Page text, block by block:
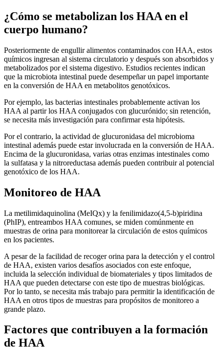
¿Cómo se metabolizan los HAA en el
cuerpo humano?
Posteriormente de engullir alimentos contaminados con HAA, estos
químicos ingresan al sistema circulatorio y después son absorbidos y
metabolizados por el sistema digestivo. Estudios recientes indican
que la microbiota intestinal puede desempeñar un papel importante
en la conversión de HAA en metabolitos genotóxicos.
Por ejemplo, las bacterias intestinales probablemente activan los
HAA al partir los HAA conjugados con glucurónido; sin retención,
se necesita más investigación para confirmar esta hipótesis.
Por el contrario, la actividad de glucuronidasa del microbioma
intestinal además puede estar involucrada en la conversión de HAA.
Encima de la glucuronidasa, varias otras enzimas intestinales como
la sulfatasa y la nitroreductasa además pueden contribuir al potencial
genotóxico de los HAA.
Monitoreo de HAA
La metilimidaquinolina (MeIQx) y la fenilimidazo(4,5-b)piridina
(PhIP), entreambos HAA comunes, se miden comúnmente en
muestras de orina para monitorear la circulación de estos químicos
en los pacientes.
A pesar de la facilidad de recoger orina para la detección y el control
de HAA, existen varios desafíos asociados con este enfoque,
incluida la selección individual de biomateriales y tipos limitados de
HAA que pueden detectarse con este tipo de muestras biológicas.
Por lo tanto, se necesita más trabajo para permitir la identificación de
HAA en otros tipos de muestras para propósitos de monitoreo a
grande plazo.
Factores que contribuyen a la formación
de HAA